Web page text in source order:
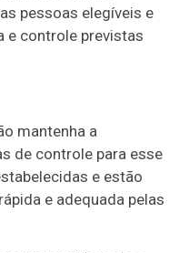
pessoas elegíveis e
e controle previstas
mantenha a
de controle para esse
e estão
e adequada pelas